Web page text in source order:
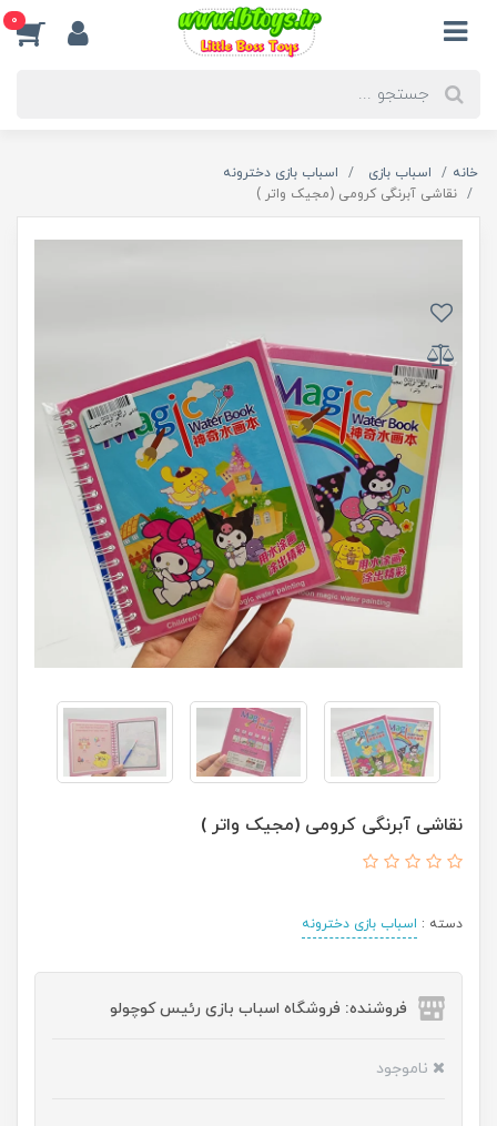
0
خانه اسباب بازی
اسباب بازی دخترونه
نقاشی آبرنگی کرومی (مجیک واتر )
نقاشی آبرنگی کرومی (مجیک واتر )
دسته : اسباب بازی دخترونه
فروشنده: فروشگاه اسباب بازی رئیس کوچولو
ناموجود